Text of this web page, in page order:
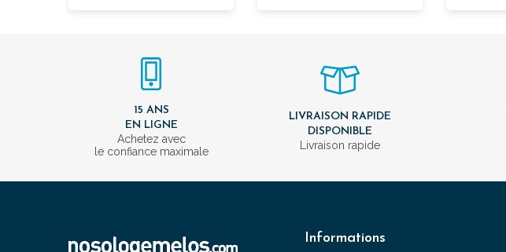
15 ANS
EN LIGNE
Achetez avec
le confiance maximale
LIVRAISON RAPIDE
DISPONIBLE
Livraison rapide
Informations